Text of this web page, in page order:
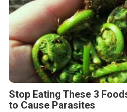
Stop Eating These 3
to Cause Parasites